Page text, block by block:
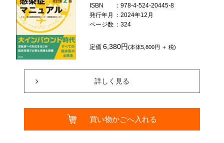
ISBN
：978-4-524-20445-8
発行年月
：2024年12月
ページ数 ：324
定価6,380円(本体5,800円 ＋ 税)
詳しく見る
買い物かごへ入れる